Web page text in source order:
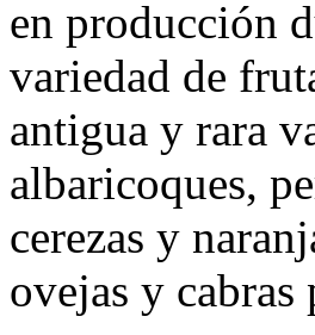
en producción
variedad de
antigua y rara
albaricoques,
cerezas y
ovejas y cabras